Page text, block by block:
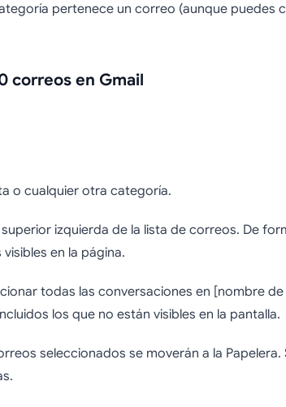
pertenece un correo (aunque puedes
correos en Gmail
o cualquier otra categoría.
izquierda de la lista de correos. De
en la página.
todas las conversaciones en [nombre
los que no están visibles en la pantalla.
seleccionados se moverán a la